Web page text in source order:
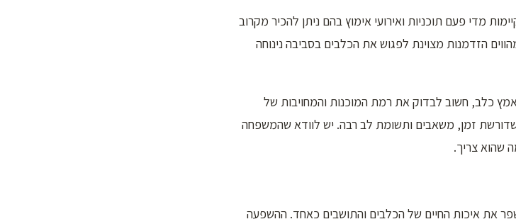
מדי פעם תוכניות ואירועי אימוץ בהם ניתן להכיר מקרוב
הזדמנות מצוינת לפגוש את הכלבים בסביבה נינוחה
כלב, חשוב לבדוק את רמת המוכנות והמחויבות של
זמן, משאבים ותשומת לב רבה. יש לוודא שהמשפחה
שהוא צריך.
את איכות החיים של הכלבים והתושבים כאחד. ההשפעה